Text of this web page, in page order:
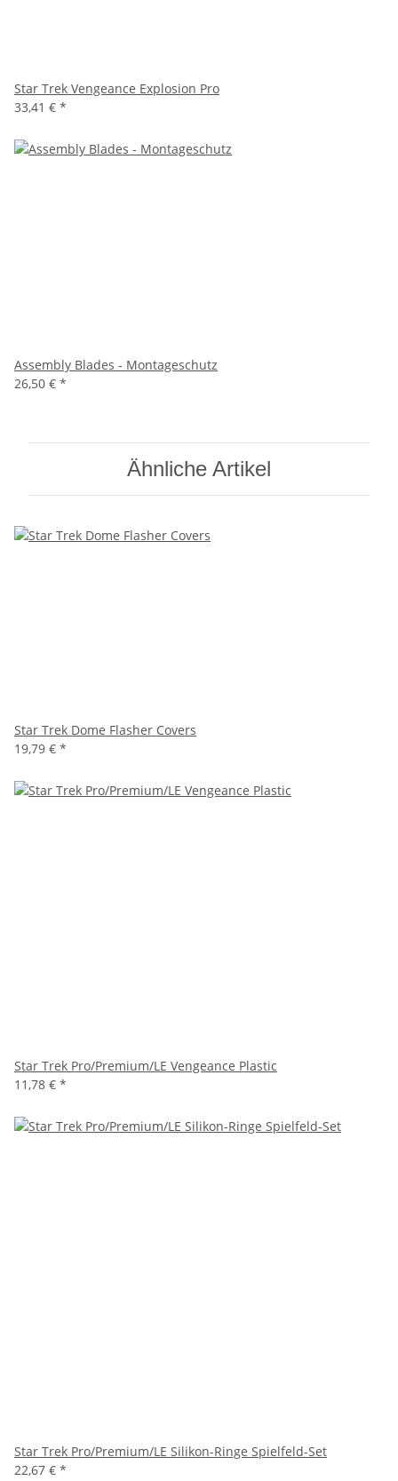
Star Trek Vengeance Explosion Pro
33,41 € *
Assembly Blades - Montageschutz
26,50 € *
Ähnliche Artikel
Star Trek Dome Flasher Covers
19,79 € *
Star Trek Pro/Premium/LE Vengeance Plastic
11,78 € *
Star Trek Pro/Premium/LE Silikon-Ringe Spielfeld-Set
22,67 € *